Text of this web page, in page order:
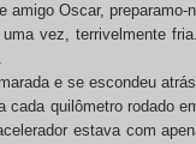
Oscar, preparamo-
vez, terrivelmente
e se escondeu
quilômetro rodado
estava com